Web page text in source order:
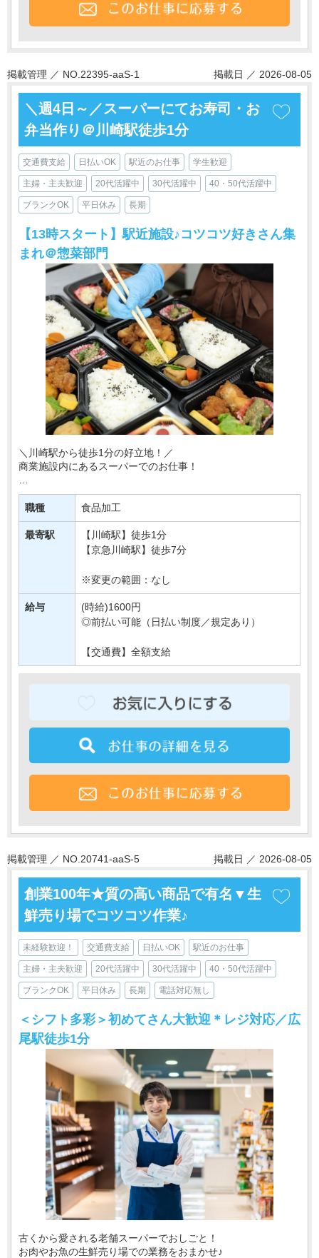
掲載管理 ／ NO.22395-aaS-1 掲載日 ／ 2026-08-05
＼週4日～／スーパーにてお寿司・お
弁当作り＠川崎駅徒歩1分
交通費支給 日払いOK 駅近のお仕事 学生歓迎
主婦・主夫歓迎 20代活躍中 30代活躍中 40・50代活躍中
ブランクOK 平日休み 長期
【13時スタート】駅近施設♪コツコツ好きさん集
まれ＠惣菜部門
＼川崎駅から徒歩1分の好立地！／
商業施設内にあるスーパーでのお仕事！
あなたには、
スーパーの惣菜部門でご活躍いただきます！
お惣菜の調理やパック詰めなど♪
「コツコツ作業が得意！」⇒そんな方へお・・・
職種 食品加工
最寄駅
【川崎駅】徒歩1分
【京急川崎駅】徒歩7分
※変更の範囲：なし
給与
(時給)1600円
◎前払い可能（日払い制度／規定あり）
【交通費】全額支給
掲載管理 ／ NO.20741-aaS-5 掲載日 ／ 2026-08-05
創業100年★質の高い商品で有名▼生
鮮売り場でコツコツ作業♪
未経験歓迎！ 交通費支給 日払いOK 駅近のお仕事
主婦・主夫歓迎 20代活躍中 30代活躍中 40・50代活躍中
ブランクOK 平日休み 長期 電話対応無し
＜シフト多彩＞初めてさん大歓迎＊レジ対応／広
尾駅徒歩1分
古くから愛される老舗スーパーでおしごと！
お肉やお魚の生鮮売り場での業務をおまかせ♪